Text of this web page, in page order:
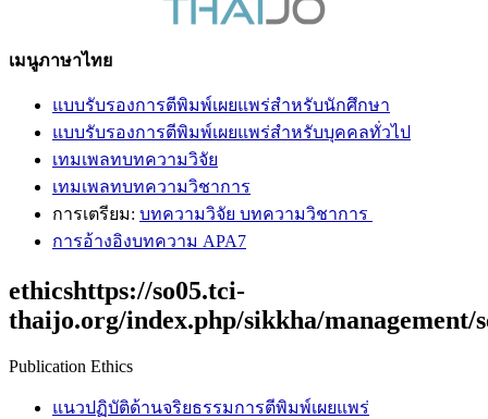
เมนูภาษาไทย
แบบรับรองการตีพิมพ์เผยแพร่สำหรับนักศึกษา
แบบรับรองการตีพิมพ์เผยแพร่สำหรับบุคคลทั่วไป
เทมเพลทบทความวิจัย
เทมเพลทบทความวิชาการ
การเตรียม: บทความวิจัย บทความวิชาการ
การอ้างอิงบทความ APA7
ethicshttps://so05.tci-
thaijo.org/index.php/sikkha/management/
Publication Ethics
แนวปฏิบัติด้านจริยธรรมการตีพิมพ์เผยแพร่